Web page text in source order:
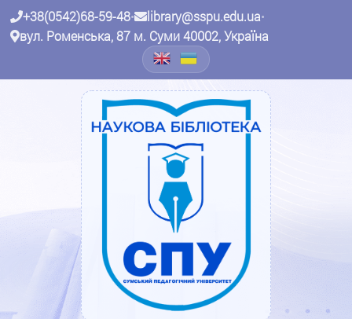
+38(0542)68-59-48• library@sspu.edu.ua•
вул. Роменська, 87 м. Суми 40002, Україна